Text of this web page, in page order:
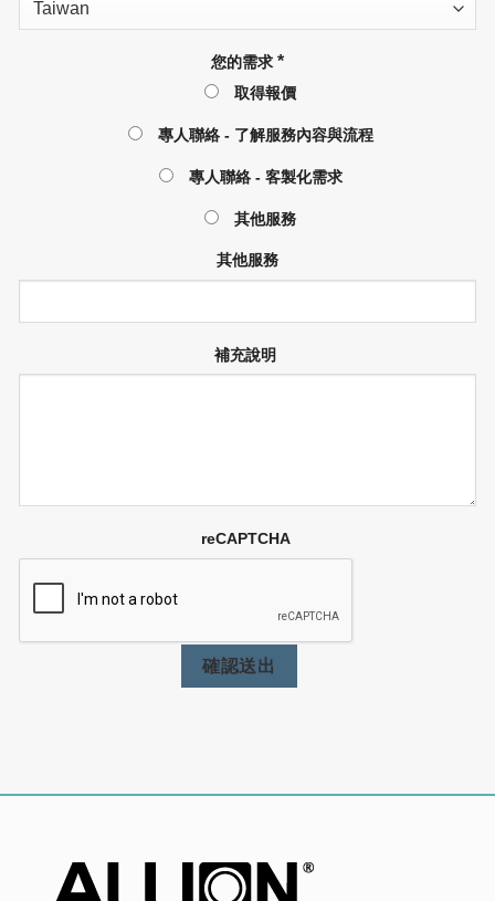
您的需求 *
取得報價
專人聯絡 - 了解服務內容與流程
專人聯絡 - 客製化需求
其他服務
其他服務
補充說明
reCAPTCHA
確認送出